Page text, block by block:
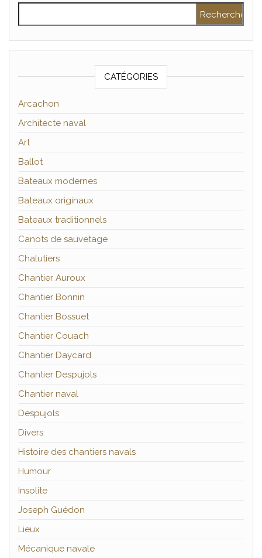
CATÉGORIES
Arcachon
Architecte naval
Art
Ballot
Bateaux modernes
Bateaux originaux
Bateaux traditionnels
Canots de sauvetage
Chalutiers
Chantier Auroux
Chantier Bonnin
Chantier Bossuet
Chantier Couach
Chantier Daycard
Chantier Despujols
Chantier naval
Despujols
Divers
Histoire des chantiers navals
Humour
Insolite
Joseph Guédon
Lieux
Mécanique navale